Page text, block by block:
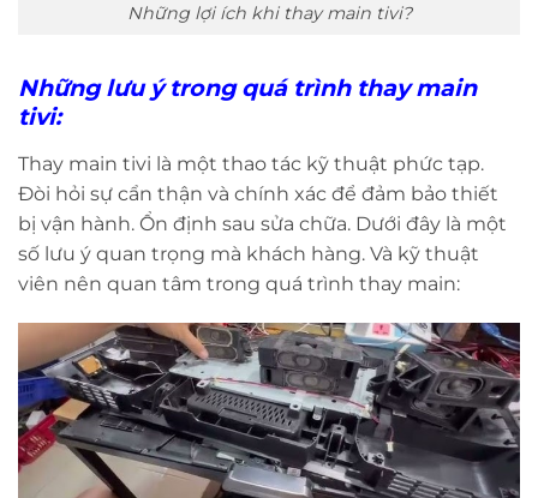
Những lợi ích khi thay main tivi?
Những lưu ý trong quá trình thay main
tivi:
Thay main tivi là một thao tác kỹ thuật phức tạp.
Đòi hỏi sự cẩn thận và chính xác để đảm bảo thiết
bị vận hành. Ổn định sau sửa chữa. Dưới đây là một
số lưu ý quan trọng mà khách hàng. Và kỹ thuật
viên nên quan tâm trong quá trình thay main: